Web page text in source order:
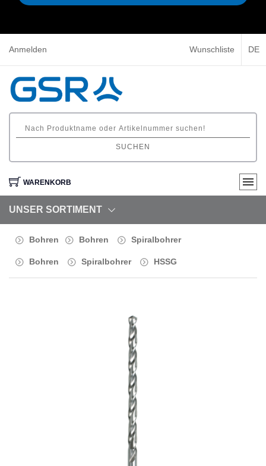
Anmelden Wunschliste DE
SUCHEN
WARENKORB
UNSER SORTIMENT
Bohren Bohren Spiralbohrer
Bohren Spiralbohrer HSSG